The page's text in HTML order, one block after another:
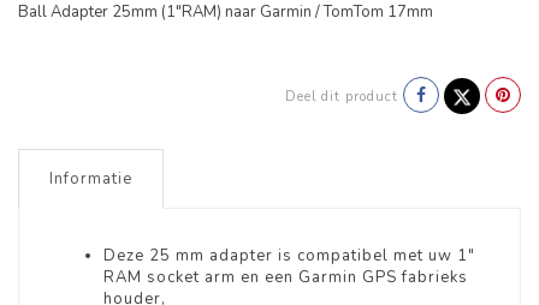
Ball Adapter 25mm (1"RAM) naar Garmin / TomTom 17mm
Deel dit product
Informatie
Deze 25 mm adapter is compatibel met uw 1"
RAM socket arm en een Garmin GPS fabrieks
houder,